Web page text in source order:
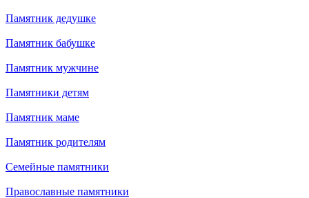
Памятник дедушке
Памятник бабушке
Памятник мужчине
Памятники детям
Памятник маме
Памятник родителям
Семейные памятники
Православные памятники